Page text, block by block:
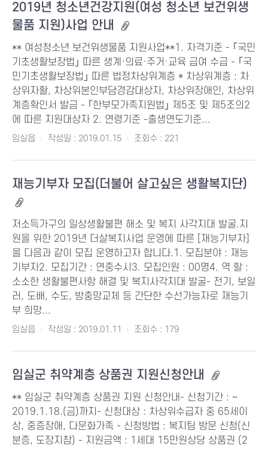
2019년 청소년건강지원(여성 청소년 보건위생
물품 지원)사업 안내
** 여성청소년 보건위생물품 지원사업**1. 자격기준 - ｢국민
기초생활보장법｣ 따른 생계·의료·주거·교육 급여 수급 - ｢국
민기초생활보장법｣ 따른 법정차상위계층 * 차상위계층 : 차
상위자활, 차상위본인부담경감대상자, 차상위장애인, 차상위
계층확인서 발금 - ｢한부모가족지원법｣ 제5조 및 제5조의2
에 따른 지원대상자 2. 연령기준 -출생연도기준...
임실읍 작성일 : 2019.01.15 조회수 : 221
재능기부자 모집(더불어 살고싶은 생활복지단)
저소득가구의 일상생활불편 해소 및 복지 사각지대 발굴.지
원을 위한 2019년 더살복지사업 운영에 따른 [재능기부자]
을 다음과 같이 모집 운영하고자 합니다.1. 모집분야 : 재능
기부자2. 모집기간 : 연중수시3. 모집인원 : 00명4. 역 할 :
소소한 생활불편사항 해결 및 복지사각지대 발굴- 전기, 보일
러, 도배, 수도, 방충망교체 등 간단한 수선가능자로 재능기
부 희망...
임실읍 작성일 : 2019.01.11 조회수 : 179
임실군 취약계층 상품권 지원신청안내
** 임실군 취약계층 상품권 지원 신청안내- 신청기간 : ~
2019.1.18.(금)까지- 신청대상 : 차상위수급자 중 65세이
상, 중증장애, 다문화가족 - 신청방법 : 복지팀 방문 신청(신
분증, 도장지참) - 지원금액 : 1세대 15만원상당 상품권 (2